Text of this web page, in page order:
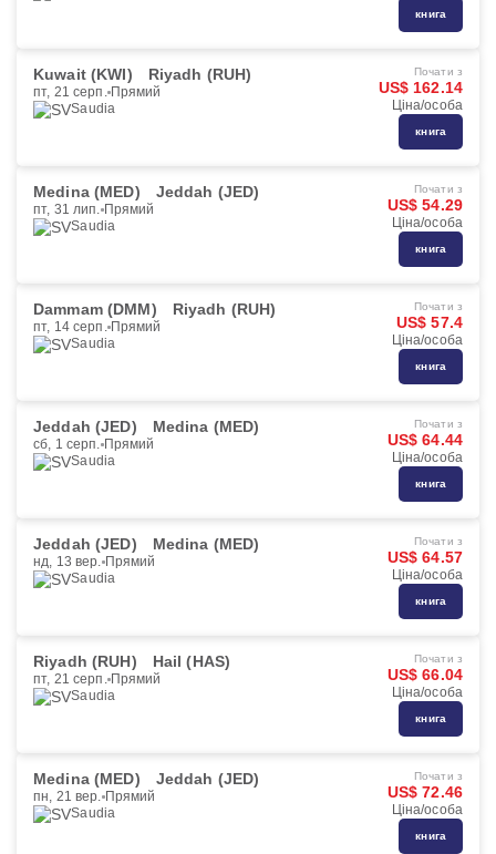
книга
Kuwait (KWI) Riyadh (RUH)
пт, 21 серп. Прямий
Saudia
Почати з
US$ 162.14
Ціна/особа
книга
Medina (MED) Jeddah (JED)
пт, 31 лип. Прямий
Saudia
Почати з
US$ 54.29
Ціна/особа
книга
Dammam (DMM) Riyadh (RUH)
пт, 14 серп. Прямий
Saudia
Почати з
US$ 57.4
Ціна/особа
книга
Jeddah (JED) Medina (MED)
сб, 1 серп. Прямий
Saudia
Почати з
US$ 64.44
Ціна/особа
книга
Jeddah (JED) Medina (MED)
нд, 13 вер. Прямий
Saudia
Почати з
US$ 64.57
Ціна/особа
книга
Riyadh (RUH) Hail (HAS)
пт, 21 серп. Прямий
Saudia
Почати з
US$ 66.04
Ціна/особа
книга
Medina (MED) Jeddah (JED)
пн, 21 вер. Прямий
Saudia
Почати з
US$ 72.46
Ціна/особа
книга